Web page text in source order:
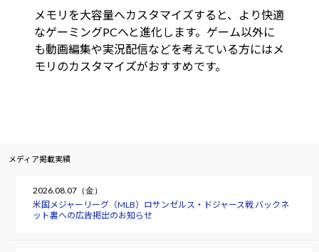
メモリを大容量へカスタマイズすると、より快適
なゲーミングPCへと進化します。ゲーム以外に
も動画編集や実況配信などを考えている方にはメ
モリのカスタマイズがおすすめです。
メディア掲載実績
2026.08.07（金）
米国メジャーリーグ（MLB）ロサンゼルス・ドジャース戦 バックネ
ット裏への広告掲出のお知らせ